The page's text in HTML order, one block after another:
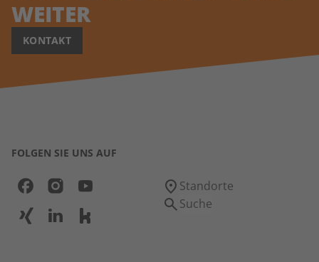
WEITER
KONTAKT
FOLGEN SIE UNS AUF
Standorte
Suche